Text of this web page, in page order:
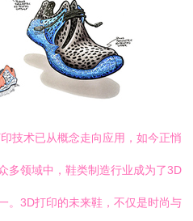
技术已从概念走向应用，如今正悄
多领域中，鞋类制造行业成为了3D
。3D打印的未来鞋，不仅是时尚与